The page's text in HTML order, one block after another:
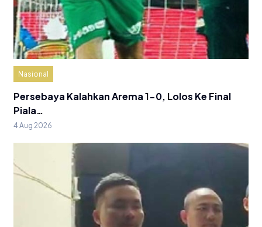
Nasional
Persebaya Kalahkan Arema 1-0, Lolos Ke Final
Piala…
4 Aug 2026